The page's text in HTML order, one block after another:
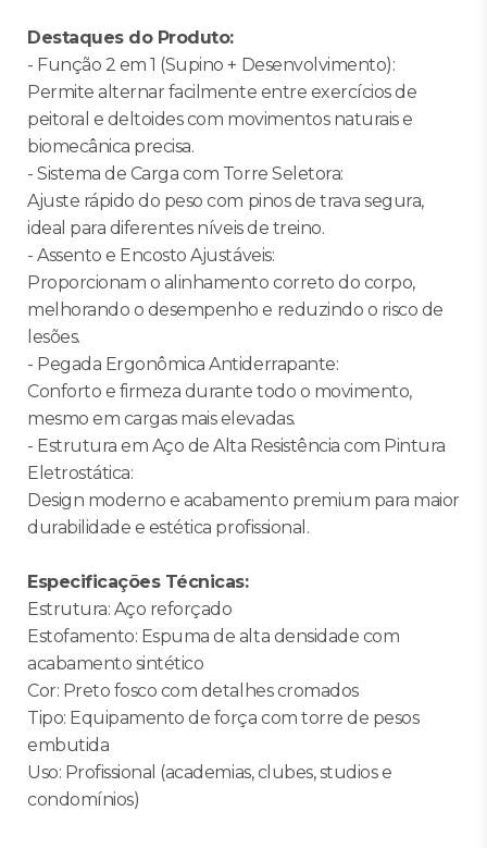
Destaques do Produto:
- Função 2 em 1 (Supino + Desenvolvimento):
Permite alternar facilmente entre exercícios de
peitoral e deltoides com movimentos naturais e
biomecânica precisa.
- Sistema de Carga com Torre Seletora:
Ajuste rápido do peso com pinos de trava segura,
ideal para diferentes níveis de treino.
- Assento e Encosto Ajustáveis:
Proporcionam o alinhamento correto do corpo,
melhorando o desempenho e reduzindo o risco de
lesões.
- Pegada Ergonômica Antiderrapante:
Conforto e firmeza durante todo o movimento,
mesmo em cargas mais elevadas.
- Estrutura em Aço de Alta Resistência com Pintura
Eletrostática:
Design moderno e acabamento premium para maior
durabilidade e estética profissional.
Especificações Técnicas:
Estrutura: Aço reforçado
Estofamento: Espuma de alta densidade com
acabamento sintético
Cor: Preto fosco com detalhes cromados
Tipo: Equipamento de força com torre de pesos
embutida
Uso: Profissional (academias, clubes, studios e
condomínios)